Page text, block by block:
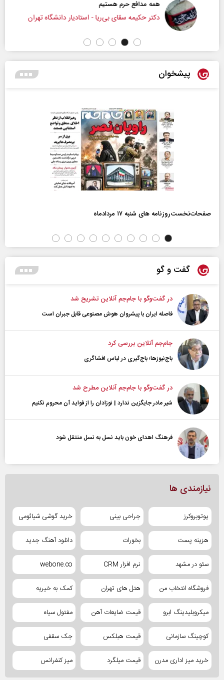
همه مدافع حرم هستیم
دکتر حکیمه سقای بی‌ریا - استادیار دانشگاه تهران
پیشخوان
صفحات‌نخست‌روزنامه ها‌ی شنبه ۱۷ مردادماه
گفت و گو
در گفت‌و‌گو با جام‌جم آنلاین تشریح شد
فاصله ایران با پیشرو‌ان هوش مصنوعی قابل جبران است
جام‌جم آنلاین بررسی کرد
باج‌نیوزها؛ باج‌گیری در لباس افشاگری
در گفت‌و‌گو با جام‌جم آنلاین مطرح شد
شیر مادر جایگزین ندارد | نوزادان را از فواید آن محروم نکنیم
فرهنگ اهدای خون باید نسل به نسل منتقل شود
نیازمندی ها
یوتوبروکرز جراحی بینی خرید گوشی شیائومی
هزینه پست بخورات دانلود آهنگ جدید
سئو در مشهد نرم افزار CRM webone.co
فروشگاه انتخاب من هتل های تهران کمک به خیریه
میکروبلیدینگ ابرو قیمت ضایعات آهن مفتول سیاه
کوچینگ سازمانی قیمت هبلکس جک سقفی
خرید میز اداری مدرن قیمت میلگرد میز کنفرانس